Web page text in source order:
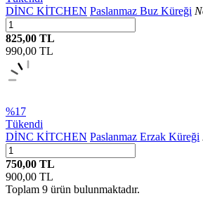
DİNC KİTCHEN Paslanmaz Buz Küreği
825,00 TL
990,00 TL
%17
Tükendi
DİNC KİTCHEN Paslanmaz Erzak Küreği
750,00 TL
900,00 TL
Toplam 9 ürün bulunmaktadır.